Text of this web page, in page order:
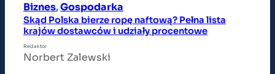
Biznes, Gospodarka
Skąd Polska bierze ropę naftową? Pełna lista
krajów dostawców i udziały procentowe
Redaktor
Norbert Zalewski